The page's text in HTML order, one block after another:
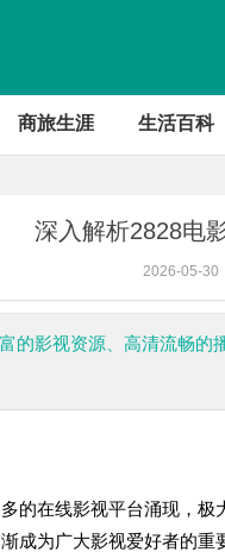
商旅生涯 生活百科
深入解析2828电
2026-05-30
的影视资源、高清流畅的
的在线影视平台涌现，
成为广大影视爱好者的重